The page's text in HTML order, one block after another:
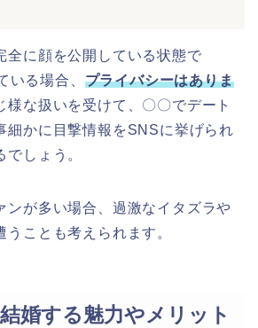
全に顔を公開している状態で
いる場合、 プライバシーはありま
様な扱いを受けて、〇〇でデート
細かに目撃情報をSNSに挙げられ
しょう。
ンが多い場合、過激なイタズラや
ことも考えられます。
婚する魅力やメリット